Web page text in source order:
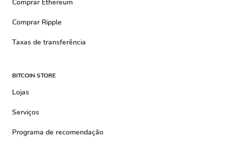
Comprar Ethereum
Comprar Ripple
Taxas de transferência
BITCOIN STORE
Lojas
Serviços
Programa de recomendação